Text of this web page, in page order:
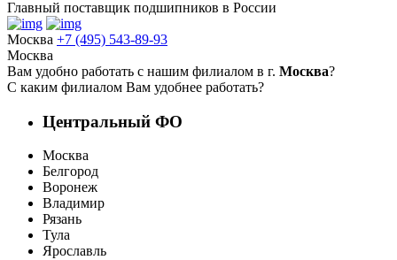
Главный поставщик подшипников в России
Москва +7 (495) 543-89-93
Москва
Вам удобно работать с нашим филиалом в г. Москва?
С каким филиалом Вам удобнее работать?
Центральный ФО
Москва
Белгород
Воронеж
Владимир
Рязань
Тула
Ярославль